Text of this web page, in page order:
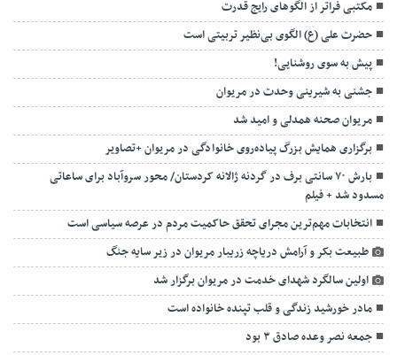
مکتبی فراتر از الگوهای رایج قدرت
حضرت علی (ع) الگوی بی‌نظیر تربیتی است
پیش به سوی روشنایی!
جشنی به شیرینی وحدت در مریوان
مریوان صحنه همدلی و امید شد
برگزاری همایش بزرگ پیاده‌روی خانوادگی در مریوان +تصاویر
بارش ۷۰ سانتی ‌برف در گردنه ژالانه کردستان/ محور سروآباد ‌برای ساعاتی
مسدود شد + فیلم
انتخابات مهم‌ترین مجرای تحقق حاکمیت مردم در عرصه سیاسی است
طبیعت بکر و آرامش دریاچه زریبار مریوان در زیر سایه جنگ
اولین سالگرد شهدای خدمت در مریوان برگزار شد
مادر خورشید زندگی و قلب تپنده خانواده است
جمعه نصر وعده صادق ۳ بود